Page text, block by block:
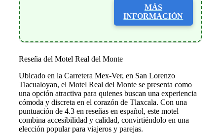
MÁS
INFORMACIÓN
Reseña del Motel Real del Monte
Ubicado en la Carretera Mex-Ver, en San Lorenzo
Tlacualoyan, el Motel Real del Monte se presenta como
una opción atractiva para quienes buscan una experiencia
cómoda y discreta en el corazón de Tlaxcala. Con una
puntuación de 4.3 en reseñas en español, este motel
combina accesibilidad y calidad, convirtiéndolo en una
elección popular para viajeros y parejas.